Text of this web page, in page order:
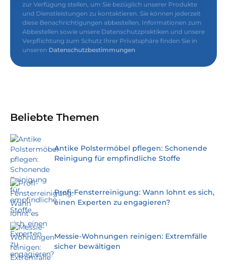
zur Verfügung stellen, um Sie bezüglich unserer Produkte
und Dienstleistungen zu kontaktieren. Sie können jederzeit
diese Benachrichtigungen abbestellen. Informationen zum
Abbestellen sowie unsere Datenschutzpraktiken und unsere
Verpflichtung zum Schutz Ihrer Privatsphäre finden Sie in
unseren Datenschutzbestimmungen
Beliebte Themen
Antike Polstermöbel pflegen: Schonende
Reinigung für empfindliche Stoffe
Profi-Fensterreinigung: Wann lohnt es sich,
einen Experten zu engagieren?
Messie-Wohnungen reinigen: Extremfälle
sicher bewältigen